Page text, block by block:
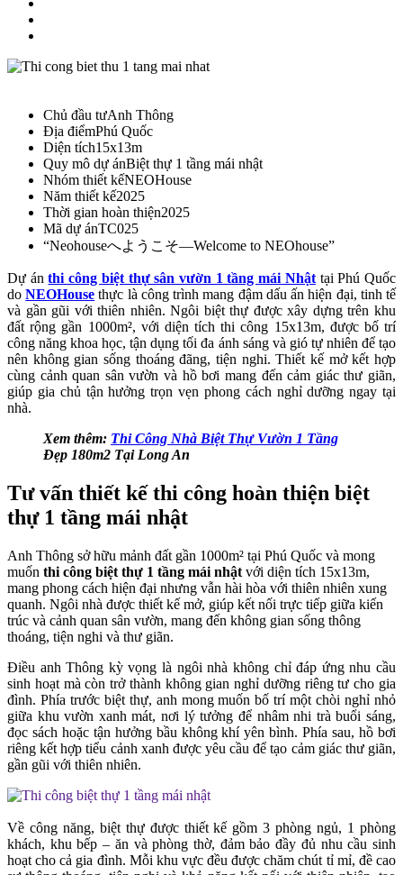
Chủ đầu tưAnh Thông
Địa điểmPhú Quốc
Diện tích15x13m
Quy mô dự ánBiệt thự 1 tầng mái nhật
Nhóm thiết kếNEOHouse
Năm thiết kế2025
Thời gian hoàn thiện2025
Mã dự ánTC025
“Neohouseへようこそ—Welcome to NEOhouse”
Dự ánthi công biệt thự sân vườn 1 tầng mái Nhậttại Phú Quốc
doNEOHouse thực là công trình mang đậm dấu ấn hiện đại, tinh tế
và gần gũi với thiên nhiên. Ngôi biệt thự được xây dựng trên khu
đất rộng gần 1000m², với diện tích thi công 15x13m, được bố trí
công năng khoa học, tận dụng tối đa ánh sáng và gió tự nhiên để tạo
nên không gian sống thoáng đãng, tiện nghi. Thiết kế mở kết hợp
cùng cảnh quan sân vườn và hồ bơi mang đến cảm giác thư giãn,
giúp gia chủ tận hưởng trọn vẹn phong cách nghỉ dưỡng ngay tại
nhà.
Xem thêm: Thi Công Nhà Biệt Thự Vườn 1 Tầng
Đẹp 180m2 Tại Long An
Tư vấn thiết kế thi công hoàn thiện biệt
thự 1 tầng mái nhật
Anh Thông sở hữu mảnh đất gần 1000m² tại Phú Quốc và mong
muốn thi công biệt thự 1 tầng mái nhật với diện tích 15x13m,
mang phong cách hiện đại nhưng vẫn hài hòa với thiên nhiên xung
quanh. Ngôi nhà được thiết kế mở, giúp kết nối trực tiếp giữa kiến
trúc và cảnh quan sân vườn, mang đến không gian sống thông
thoáng, tiện nghi và thư giãn.
Điều anh Thông kỳ vọng là ngôi nhà không chỉ đáp ứng nhu cầu
sinh hoạt mà còn trở thành không gian nghỉ dưỡng riêng tư cho gia
đình. Phía trước biệt thự, anh mong muốn bố trí một chòi nghỉ nhỏ
giữa khu vườn xanh mát, nơi lý tưởng để nhâm nhi trà buổi sáng,
đọc sách hoặc tận hưởng bầu không khí yên bình. Phía sau, hồ bơi
riêng kết hợp tiểu cảnh xanh được yêu cầu để tạo cảm giác thư giãn,
gần gũi với thiên nhiên.
Về công năng, biệt thự được thiết kế gồm 3 phòng ngủ, 1 phòng
khách, khu bếp – ăn và phòng thờ, đảm bảo đầy đủ nhu cầu sinh
hoạt cho cả gia đình. Mỗi khu vực đều được chăm chút tỉ mỉ, đề cao